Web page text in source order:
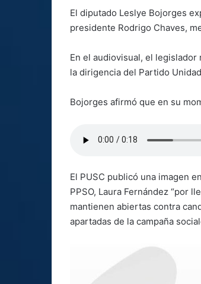
El diputado Leslye Bojorges
presidente Rodrigo Chaves,
En el audiovisual, el
la dirigencia del Partido
Bojorges afirmó que en su
El PUSC publicó una imagen
PPSO, Laura Fernández “por
mantienen abiertas contra
apartadas de la campaña